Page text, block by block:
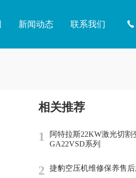
新闻动态 联系我们
相关推荐
1
阿特拉斯22KW激光切割
GA22VSD系列
2 捷豹空压机维修保养售